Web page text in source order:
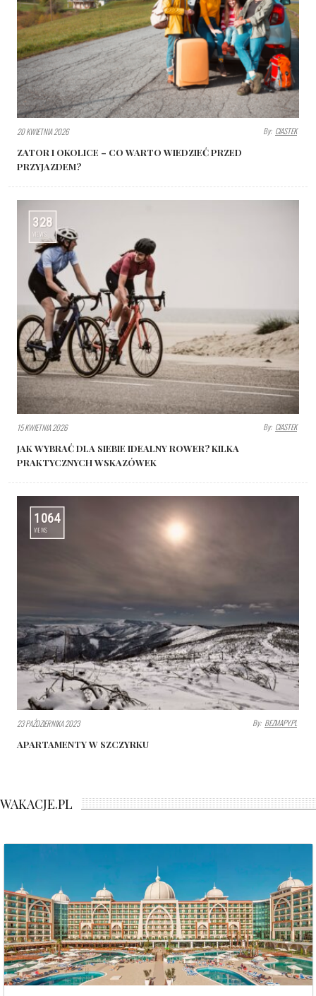
20 KWIETNIA 2026 By: CIASTEK
ZATOR I OKOLICE – CO WARTO WIEDZIEĆ PRZED
PRZYJAZDEM?
328
VIEWS
15 KWIETNIA 2026 By: CIASTEK
JAK WYBRAĆ DLA SIEBIE IDEALNY ROWER? KILKA
PRAKTYCZNYCH WSKAZÓWEK
1064
VIEWS
23 PAŹDZIERNIKA 2023 By: BEZMAPY.PL
APARTAMENTY W SZCZYRKU
WAKACJE.PL